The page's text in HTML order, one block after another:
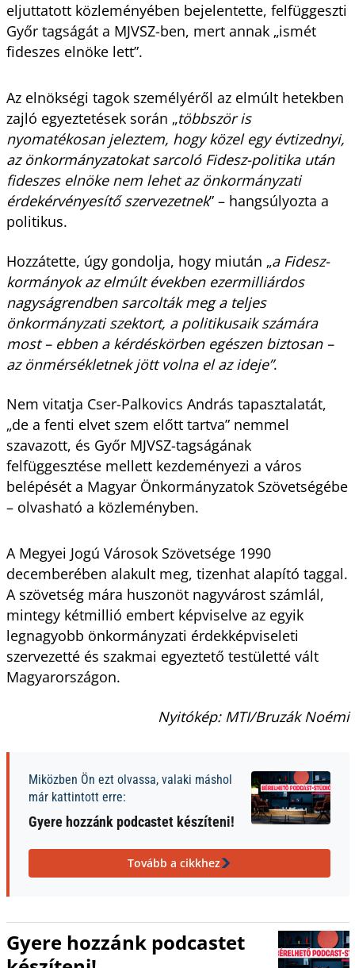
eljuttatott közleményében bejelentette, felfüggeszti
Győr tagságát a MJVSZ-ben, mert annak „ismét
fideszes elnöke lett”.
Az elnökségi tagok személyéről az elmúlt hetekben
zajló egyeztetések során „többször is
nyomatékosan jeleztem, hogy közel egy évtizednyi,
az önkormányzatokat sarcoló Fidesz-politika után
fideszes elnöke nem lehet az önkormányzati
érdekérvényesítő szervezetnek” – hangsúlyozta a
politikus.
Hozzátette, úgy gondolja, hogy miután „a Fidesz-
kormányok az elmúlt években ezermilliárdos
nagyságrendben sarcolták meg a teljes
önkormányzati szektort, a politikusaik számára
most – ebben a kérdéskörben egészen biztosan –
az önmérsékletnek jött volna el az ideje”.
Nem vitatja Cser-Palkovics András tapasztalatát,
„de a fenti elvet szem előtt tartva” nemmel
szavazott, és Győr MJVSZ-tagságának
felfüggesztése mellett kezdeményezi a város
belépését a Magyar Önkormányzatok Szövetségébe
– olvasható a közleményben.
A Megyei Jogú Városok Szövetsége 1990
decemberében alakult meg, tizenhat alapító taggal.
A szövetség mára huszonöt nagyvárost számlál,
mintegy kétmillió embert képviselve az egyik
legnagyobb önkormányzati érdekképviseleti
szervezetté és szakmai egyeztető testületté vált
Magyarországon.
Nyitókép: MTI/Bruzák Noémi
Miközben Ön ezt olvassa, valaki máshol
már kattintott erre:
Gyere hozzánk podcastet készíteni!
Tovább a cikkhez
Gyere hozzánk podcastet